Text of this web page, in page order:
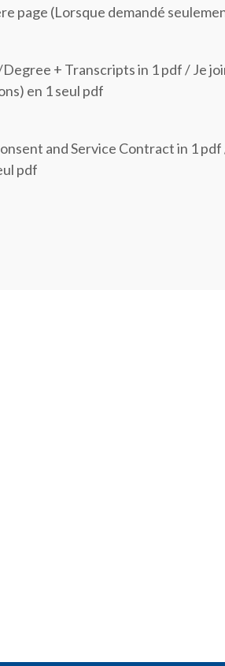
page (Lorsque demandé
+ Transcripts in 1 pdf / Je
en 1 seul pdf
and Service Contract in 1
pdf